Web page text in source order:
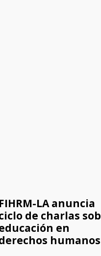
FIHRM-LA anuncia
de charlas
en
humanos